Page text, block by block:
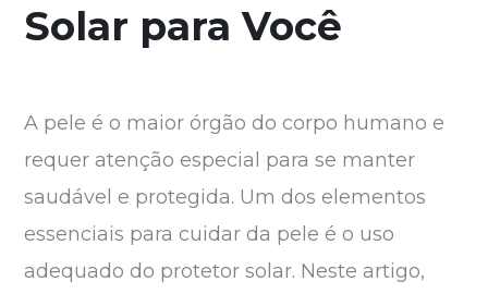
Solar para Você
A pele é o maior órgão do corpo humano e
requer atenção especial para se manter
saudável e protegida. Um dos elementos
essenciais para cuidar da pele é o uso
adequado do protetor solar. Neste artigo,